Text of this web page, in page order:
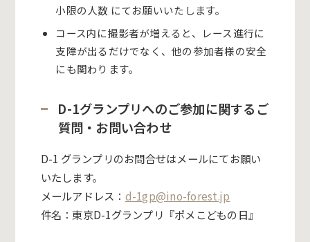
小限の人数 にてお願いいたします。
コース内に撮影者が増えると、レース進行に
支障が出るだけでなく、他の参加者様の安全
にも関わります。
D-1グランプリへのご参加に関するご
質問・お問い合わせ
D-1 グランプリのお問合せはメールにてお願い
いたします。
メールアドレス： d-1gp@ino-forest.jp
件名：東京D-1グランプリ『ポメこどもの日』